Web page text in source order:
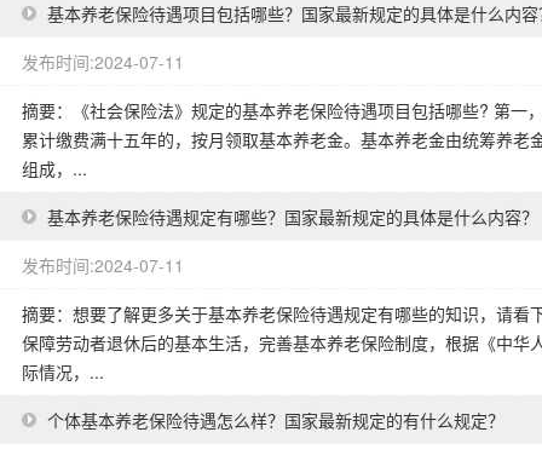
基本养老保险待遇项目包括哪些？国家最新规定的具体是什么内
发布时间:2024-07-11
摘要：《社会保险法》规定的基本养老保险待遇项目包括哪些? 第一
累计缴费满十五年的，按月领取基本养老金。基本养老金由统筹养
组成，...
基本养老保险待遇规定有哪些？国家最新规定的具体是什么内容？
发布时间:2024-07-11
摘要：想要了解更多关于基本养老保险待遇规定有哪些的知识，请
保障劳动者退休后的基本生活，完善基本养老保险制度，根据《中
际情况，...
个体基本养老保险待遇怎么样？国家最新规定的有什么规定？